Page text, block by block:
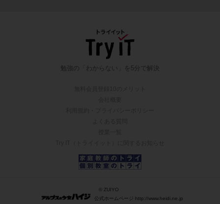
勉強の「わからない」を5分で解決
© ZUIYO
公式ホームページ http://www.heidi.ne.jp